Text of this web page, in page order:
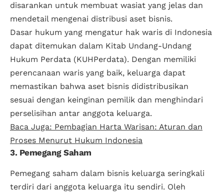
disarankan untuk membuat wasiat yang jelas dan
mendetail mengenai distribusi aset bisnis.
Dasar hukum yang mengatur hak waris di Indonesia
dapat ditemukan dalam Kitab Undang-Undang
Hukum Perdata (KUHPerdata). Dengan memiliki
perencanaan waris yang baik, keluarga dapat
memastikan bahwa aset bisnis didistribusikan
sesuai dengan keinginan pemilik dan menghindari
perselisihan antar anggota keluarga.
Baca Juga: Pembagian Harta Warisan: Aturan dan
Proses Menurut Hukum Indonesia
3. Pemegang Saham
Pemegang saham dalam bisnis keluarga seringkali
terdiri dari anggota keluarga itu sendiri. Oleh